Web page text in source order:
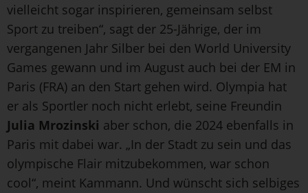
vielleicht sogar inspirieren, gemeinsam selbst
Sport zu treiben“, sagt der 25-Jährige, der im
vergangenen Jahr Silber bei den World University
Games gewann und im August auch bei der EM in
Paris (FRA) an den Start gehen wird. Olympia hat
er als Sportler noch nicht erlebt, seine Freundin
Julia Mrozinski aber schon, die 2024 ebenfalls in
Paris mit dabei war. „In der Stadt zu sein und das
olympische Flair mitzubekommen, war schon
cool“, meint Kammann. Und wünscht sich selbiges